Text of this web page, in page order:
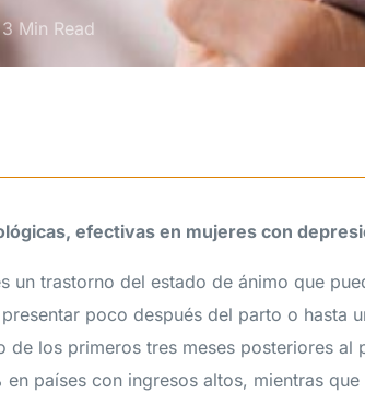
3 Min Read
efectivas en mujeres con
un trastorno del estado de ánimo que
poco después del parto o hasta
de los primeros tres meses posteriores al
en países con ingresos altos, mientras